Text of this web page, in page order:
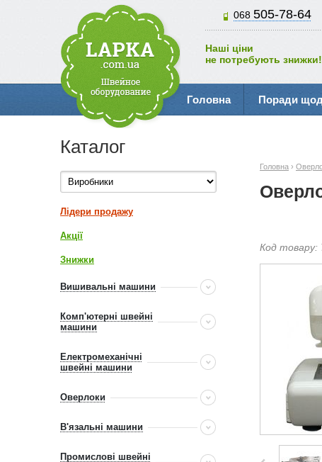
068 505-78-64
Наші ціни
не потребують знижки!
Головна Поради
Головна ›
Код товару:
Каталог
Лідери продажу
Акції
Знижки
Вишивальні машини
Комп'ютерні швейні
машини
Електромеханічні
швейні машини
Оверлоки
В'язальні машини
Промислові швейні